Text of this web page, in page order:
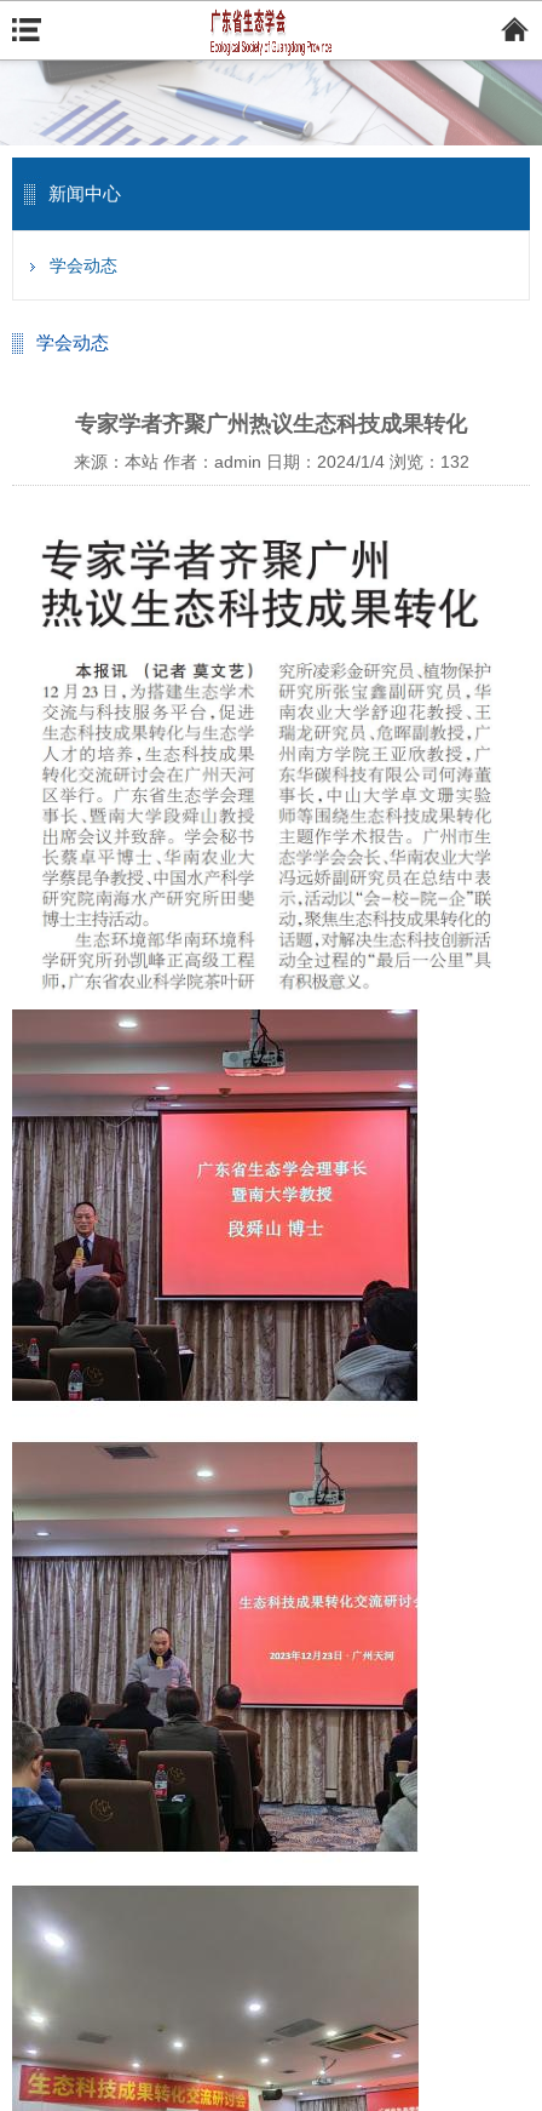
新闻中心
学会动态
学会动态
专家学者齐聚广州热议生态科技成果转化
来源：本站 作者：admin 日期：2024/1/4 浏览： 132